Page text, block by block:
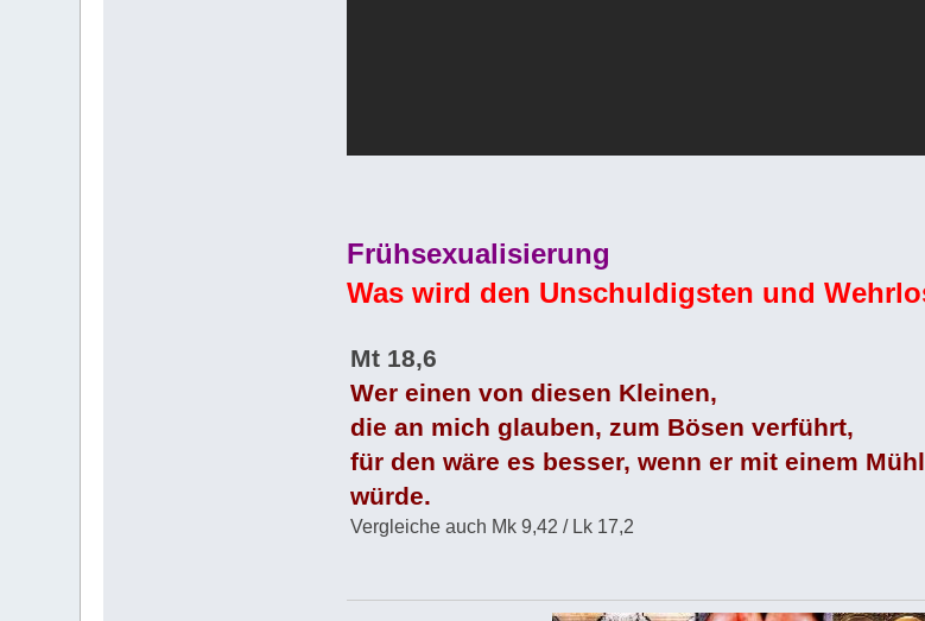
Frühsexualisierung
Was wird den Unschuldigsten und
Mt 18,6
Wer einen von diesen Kleinen,
die an mich glauben, zum Bösen verführt,
für den wäre es besser, wenn er mit einem
würde.
Vergleiche auch Mk 9,42 / Lk 17,2